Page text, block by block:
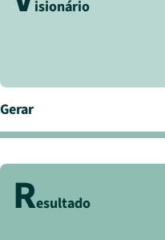
isionário
Gerar
Resultado